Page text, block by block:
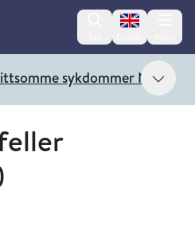
Change
sykdommer NCD Vis